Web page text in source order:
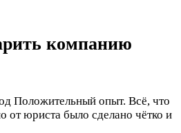
компанию
Положительный опыт. Всё, что
от юриста было сделано чётко и